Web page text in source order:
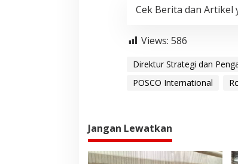
Cek Berita dan Artikel
Views: 586
Direktur Strategi dan
POSCO International
Jangan Lewatkan